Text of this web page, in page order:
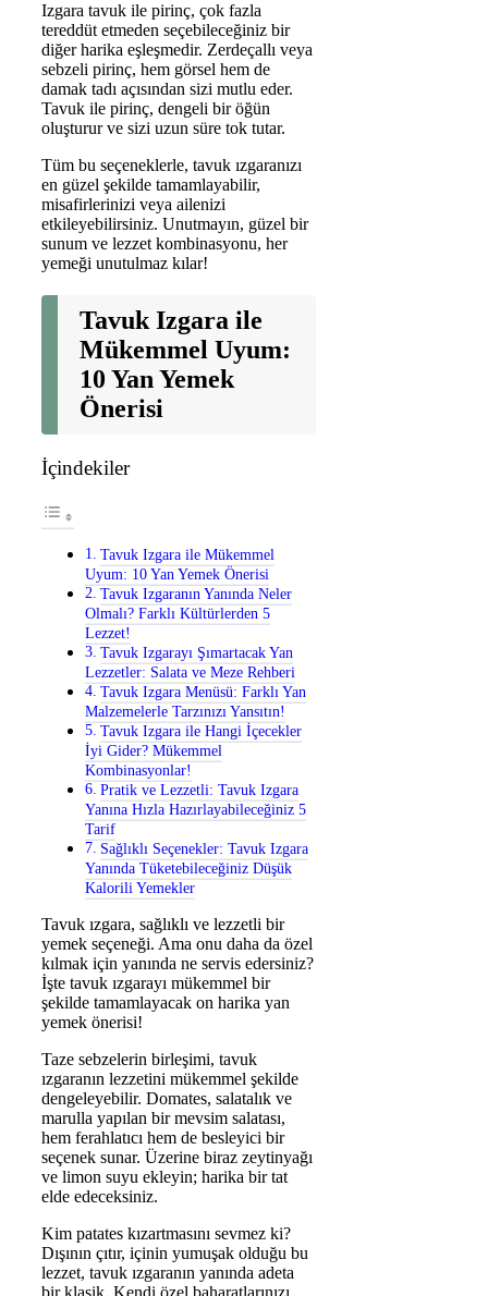
Izgara tavuk ile pirinç, çok fazla
tereddüt etmeden seçebileceğiniz bir
diğer harika eşleşmedir. Zerdeçallı veya
sebzeli pirinç, hem görsel hem de
damak tadı açısından sizi mutlu eder.
Tavuk ile pirinç, dengeli bir öğün
oluşturur ve sizi uzun süre tok tutar.
Tüm bu seçeneklerle, tavuk ızgaranızı
en güzel şekilde tamamlayabilir,
misafirlerinizi veya ailenizi
etkileyebilirsiniz. Unutmayın, güzel bir
sunum ve lezzet kombinasyonu, her
yemeği unutulmaz kılar!
Tavuk Izgara ile
Mükemmel Uyum:
10 Yan Yemek
Önerisi
İçindekiler
Tavuk Izgara ile Mükemmel
Uyum: 10 Yan Yemek Önerisi
Tavuk Izgaranın Yanında Neler
Olmalı? Farklı Kültürlerden 5
Lezzet!
Tavuk Izgarayı Şımartacak Yan
Lezzetler: Salata ve Meze Rehberi
Tavuk Izgara Menüsü: Farklı Yan
Malzemelerle Tarzınızı Yansıtın!
Tavuk Izgara ile Hangi İçecekler
İyi Gider? Mükemmel
Kombinasyonlar!
Pratik ve Lezzetli: Tavuk Izgara
Yanına Hızla Hazırlayabileceğiniz 5
Tarif
Sağlıklı Seçenekler: Tavuk Izgara
Yanında Tüketebileceğiniz Düşük
Kalorili Yemekler
Tavuk ızgara, sağlıklı ve lezzetli bir
yemek seçeneği. Ama onu daha da özel
kılmak için yanında ne servis edersiniz?
İşte tavuk ızgarayı mükemmel bir
şekilde tamamlayacak on harika yan
yemek önerisi!
Taze sebzelerin birleşimi, tavuk
ızgaranın lezzetini mükemmel şekilde
dengeleyebilir. Domates, salatalık ve
marulla yapılan bir mevsim salatası,
hem ferahlatıcı hem de besleyici bir
seçenek sunar. Üzerine biraz zeytinyağı
ve limon suyu ekleyin; harika bir tat
elde edeceksiniz.
Kim patates kızartmasını sevmez ki?
Dışının çıtır, içinin yumuşak olduğu bu
lezzet, tavuk ızgaranın yanında adeta